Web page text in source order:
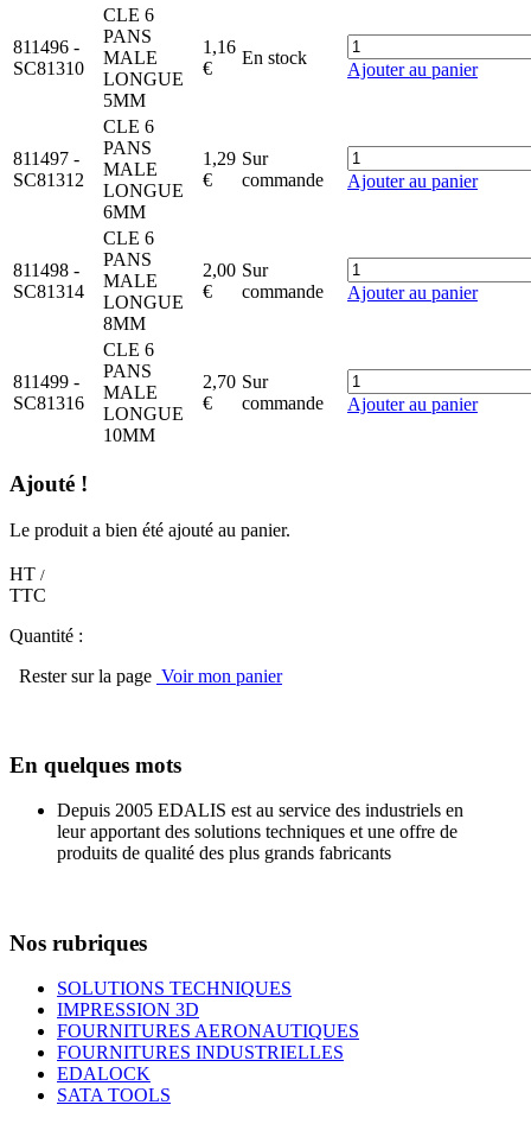
811496 -
SC81310
CLE 6
PANS
MALE
LONGUE
5MM
1,16
€
En stock
Ajouter au panier
811497 -
SC81312
CLE 6
PANS
MALE
LONGUE
6MM
1,29
€
Sur
commande
Ajouter au panier
811498 -
SC81314
CLE 6
PANS
MALE
LONGUE
8MM
2,00
€
Sur
commande
Ajouter au panier
811499 -
SC81316
CLE 6
PANS
MALE
LONGUE
10MM
2,70
€
Sur
commande
Ajouter au panier
Ajouté !
Le produit a bien été ajouté au panier.
HT /
TTC
Quantité :
Rester sur la page Voir mon panier
En quelques mots
Depuis 2005 EDALIS est au service des industriels en
leur apportant des solutions techniques et une offre de
produits de qualité des plus grands fabricants
Nos rubriques
SOLUTIONS TECHNIQUES
IMPRESSION 3D
FOURNITURES AERONAUTIQUES
FOURNITURES INDUSTRIELLES
EDALOCK
SATA TOOLS